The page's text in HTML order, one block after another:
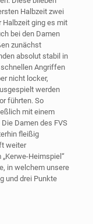
Halbzeit zwei
Halbzeit ging es mit
bei den Damen
zunächst
absolut stabil in
Angriffen
nicht locker,
werden
führten. So
mit einem
Damen des FVS
fleißig
weiter
Heimspiel“
in welchem unsere
und drei Punkte